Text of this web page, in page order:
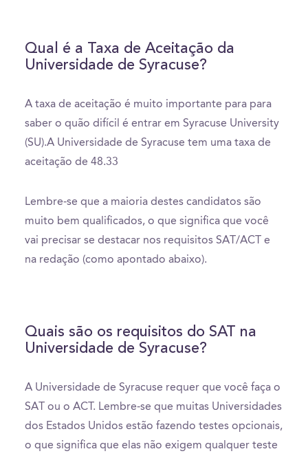
Qual é a Taxa de Aceitação da
Universidade de Syracuse?
A taxa de aceitação é muito importante para para
saber o quão difícil é entrar em Syracuse University
(SU).A Universidade de Syracuse tem uma taxa de
aceitação de 48.33
Lembre-se que a maioria destes candidatos são
muito bem qualificados, o que significa que você
vai precisar se destacar nos requisitos SAT/ACT e
na redação (como apontado abaixo).
Quais são os requisitos do SAT na
Universidade de Syracuse?
A Universidade de Syracuse requer que você faça o
SAT ou o ACT. Lembre-se que muitas Universidades
dos Estados Unidos estão fazendo testes opcionais,
o que significa que elas não exigem qualquer teste